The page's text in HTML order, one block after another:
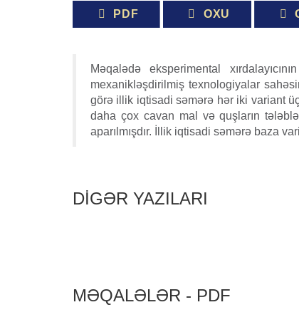
PDF OXU
Məqalədə eksperimental
mexanikləşdirilmiş texnologiyalar
görə illik iqtisadi səmərə hər iki variant
daha çox cavan mal və quşların
aparılmışdır. İllik iqtisadi səmərə baza
DİGƏR YAZILARI
MƏQALƏLƏR - PDF